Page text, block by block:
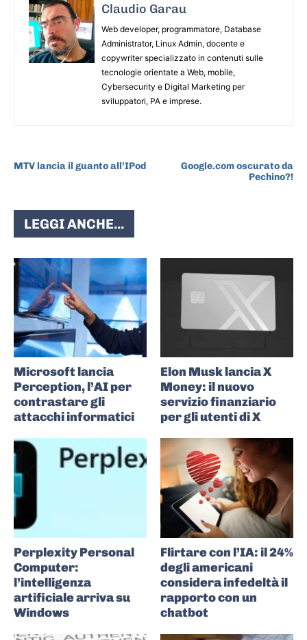
Claudio Garau
Web developer, programmatore, Database
Administrator, Linux Admin, docente e
copywriter specializzato in contenuti sulle
tecnologie orientate a Web, mobile,
Cybersecurity e Digital Marketing per
sviluppatori, PA e imprese.
MTV lancia il guanto all’IPod
Google.com oscurato da
Pechino?!
LEGGI ANCHE...
Microsoft lancia
Perception, l’AI per
contrastare gli
attacchi informatici
Elon Musk lancia X
Money: il nuovo
servizio finanziario
per gli utenti di X
Perplexity Personal
Computer:
l’intelligenza
artificiale arriva su
Windows
Flirtare con l’IA: il 24%
degli americani
considera infedeltà il
rapporto con un
chatbot